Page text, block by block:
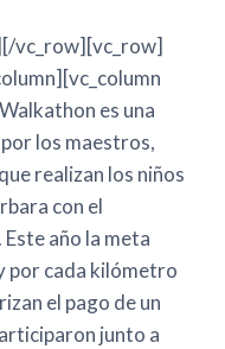
vc_row][vc_row]
es una
los maestros,
realizan los niños
con el
año la meta
por cada kilómetro
el pago de un
junto a